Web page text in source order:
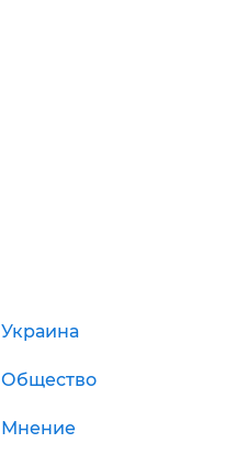
Украина
Общество
Мнение